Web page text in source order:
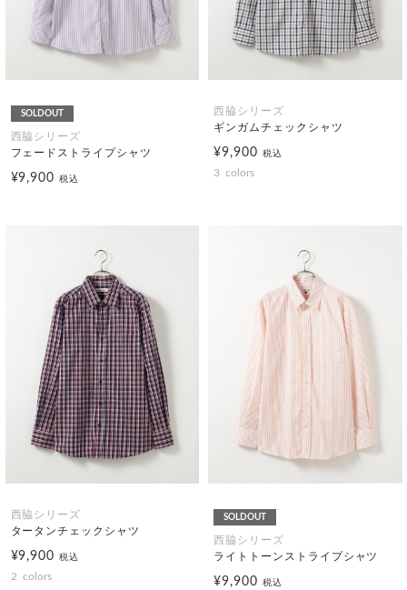
SOLDOUT
西脇シリーズ
フェードストライプシャツ
¥9,900税込
西脇シリーズ
ギンガムチェックシャツ
¥9,900 税込
3 colors
西脇シリーズ
タータンチェックシャツ
¥9,900税込
2 colors
SOLDOUT
西脇シリーズ
ライトトーンストライプシャツ
¥9,900 税込